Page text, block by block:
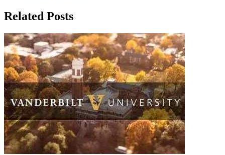
Related Posts